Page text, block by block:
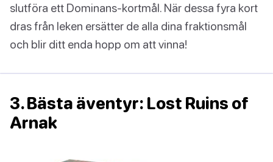
slutföra ett Dominans-kortmål. När dessa fyra kort
dras från leken ersätter de alla dina fraktionsmål
och blir ditt enda hopp om att vinna!
3. Bästa äventyr: Lost Ruins of
Arnak